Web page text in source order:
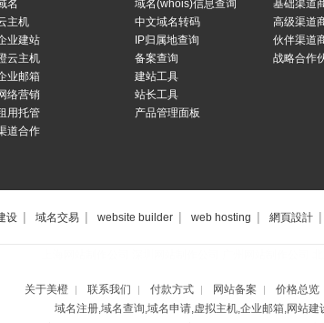
名
主机
业建站
云主机
业邮箱
络营销
用托管
道合作
域名(whois)信息查询
中文域名转码
IP归属地查询
备案查询
建站工具
站长工具
产品管理面板
基础渠道
高级渠道
伙伴渠道
战略合作
设 | 域名交易 | website builder | web hosting | 網頁設計 |
关于美橙 | 联系我们 | 付款方式 | 网站备案 | 价格总览
域名注册,域名查询,域名申请,虚拟主机,企业邮箱,网站